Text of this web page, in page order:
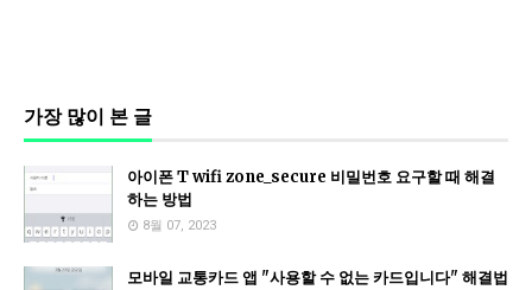
가장 많이 본 글
아이폰 T wifi zone_secure 비밀번호 요구할 때 해결
하는 방법
8월 07, 2023
모바일 교통카드 앱 "사용할 수 없는 카드입니다" 해결법